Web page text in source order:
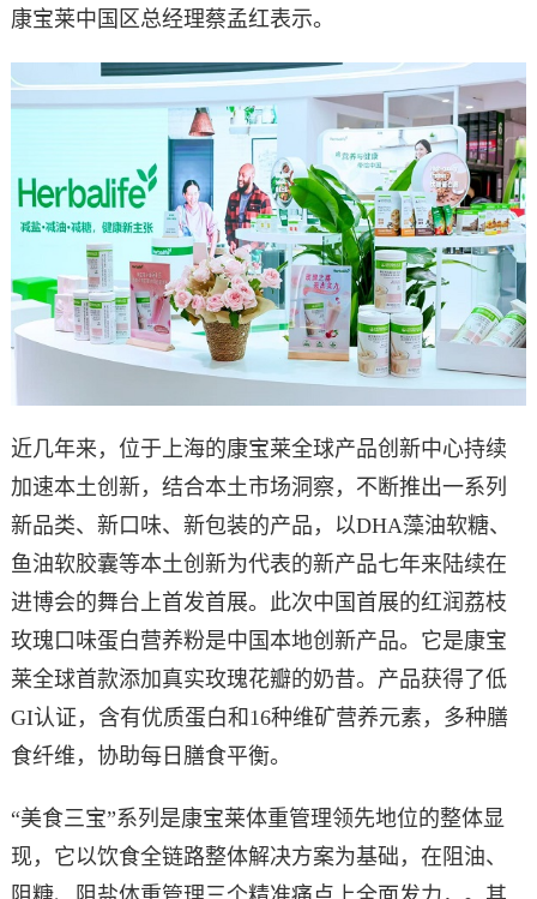
康宝莱中国区总经理蔡孟红表示。
近几年来，位于上海的康宝莱全球产品创新中心持续
加速本土创新，结合本土市场洞察，不断推出一系列
新品类、新口味、新包装的产品，以DHA藻油软糖、
鱼油软胶囊等本土创新为代表的新产品七年来陆续在
进博会的舞台上首发首展。 此次中国首展的红润荔枝
玫瑰口味蛋白营养粉是中国本地创新产品。它是康宝
莱全球首款添加真实玫瑰花瓣的奶昔。产品获得了低
GI认证，含有优质蛋白和16种维矿营养元素，多种膳
食纤维，协助每日膳食平衡。
“美食三宝”系列是康宝莱体重管理领先地位的整体显
现，它以饮食全链路整体解决方案为基础，在阻油、